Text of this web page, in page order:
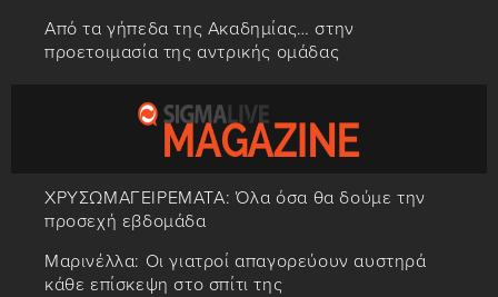
Από τα γήπεδα της Ακαδημίας… στην
προετοιμασία της αντρικής ομάδας
ΧΡΥΣΩΜΑΓΕΙΡΕΜΑΤΑ: Όλα όσα θα δούμε την
προσεχή εβδομάδα
Μαρινέλλα: Οι γιατροί απαγορεύουν αυστηρά
κάθε επίσκεψη στο σπίτι της